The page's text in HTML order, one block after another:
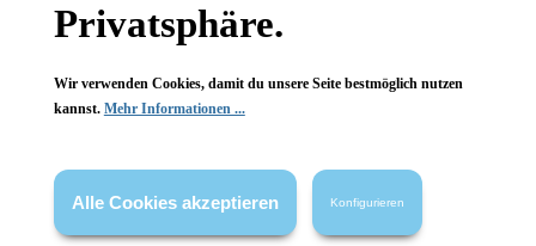
Vertrag widerrufen
* Alle Preise inkl. gesetzl. Mehrwertsteuer zzgl.Versandkosten
wenn nicht anders angegeben.
Privatsphäre.
Wir verwenden Cookies, damit du unsere Seite bestmöglich nutzen
kannst. Mehr Informationen ...
Alle Cookies akzeptieren Konfigurieren